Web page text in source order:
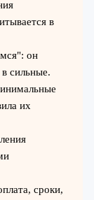
в
он
сильные.
их
сроки,